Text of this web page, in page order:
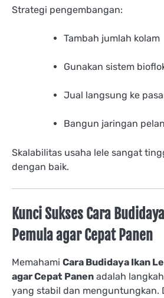
Strategi pengembangan:
Tambah jumlah kolam
Gunakan sistem
Jual langsung ke
Bangun jaringan
Skalabilitas usaha lele sangat
dengan baik.
Kunci Sukses Cara
Pemula agar Cepat Panen
Memahami Cara Budidaya Ikan
agar Cepat Panen adalah
yang stabil dan menguntungkan.